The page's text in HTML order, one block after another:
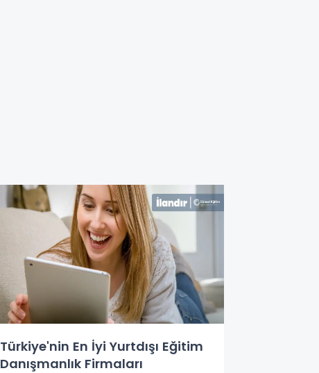
Türkiye'nin En İyi Yurtdışı Eğitim
Danışmanlık Firmaları